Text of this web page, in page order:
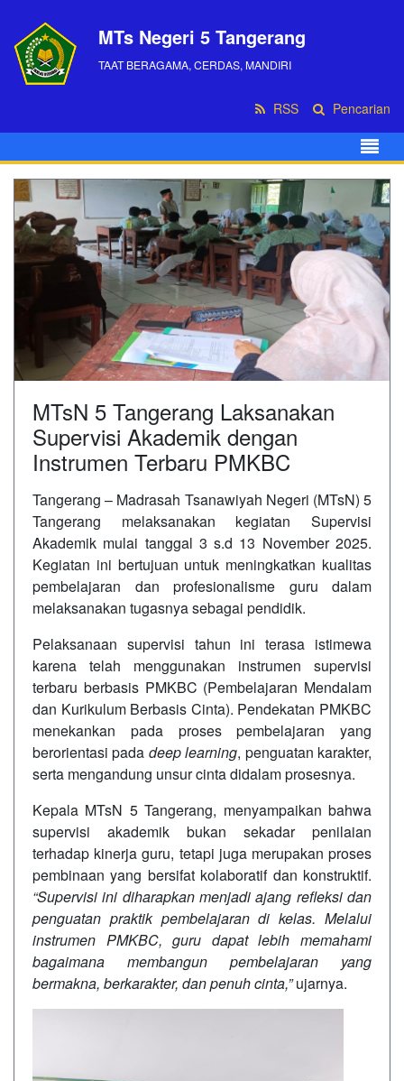
MTs Negeri 5 Tangerang
TAAT BERAGAMA, CERDAS, MANDIRI
RSS Pencarian
MTsN 5 Tangerang Laksanakan
Supervisi Akademik dengan
Instrumen Terbaru PMKBC
Tangerang – Madrasah Tsanawiyah Negeri (MTsN) 5
Tangerang melaksanakan kegiatan Supervisi
Akademik mulai tanggal 3 s.d 13 November 2025.
Kegiatan ini bertujuan untuk meningkatkan kualitas
pembelajaran dan profesionalisme guru dalam
melaksanakan tugasnya sebagai pendidik.
Pelaksanaan supervisi tahun ini terasa istimewa
karena telah menggunakan instrumen supervisi
terbaru berbasis PMKBC (Pembelajaran Mendalam
dan Kurikulum Berbasis Cinta). Pendekatan PMKBC
menekankan pada proses pembelajaran yang
berorientasi pada deep learning, penguatan karakter,
serta mengandung unsur cinta didalam prosesnya.
Kepala MTsN 5 Tangerang, menyampaikan bahwa
supervisi akademik bukan sekadar penilaian
terhadap kinerja guru, tetapi juga merupakan proses
pembinaan yang bersifat kolaboratif dan konstruktif.
“Supervisi ini diharapkan menjadi ajang refleksi dan
penguatan praktik pembelajaran di kelas. Melalui
instrumen PMKBC, guru dapat lebih memahami
bagaimana membangun pembelajaran yang
bermakna, berkarakter, dan penuh cinta,”ujarnya.